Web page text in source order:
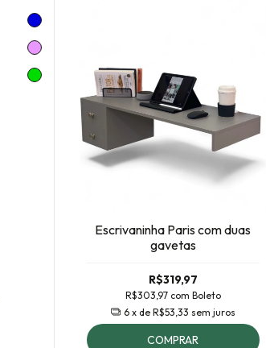
Escrivaninha Paris com duas
gavetas
R$319,97
R$303,97 com Boleto
6 x de R$53,33 sem juros
COMPRAR